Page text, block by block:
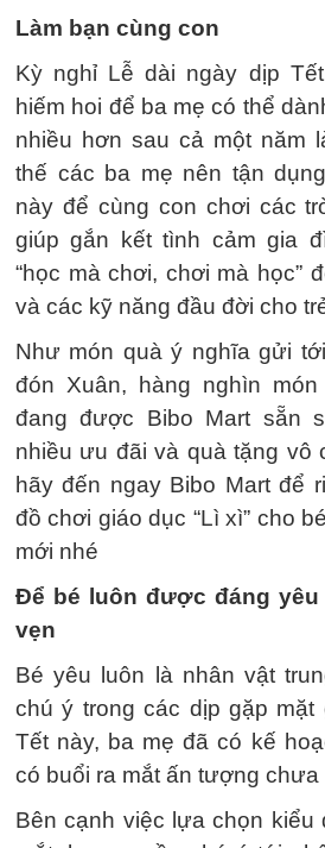
Làm bạn cùng con
Kỳ nghỉ Lễ dài ngày dịp
hiếm hoi để ba mẹ có thể
nhiều hơn sau cả một năm
thế các ba mẹ nên tận
này để cùng con chơi các
giúp gắn kết tình cảm gia
“học mà chơi, chơi mà học”
và các kỹ năng đầu đời cho
Như món quà ý nghĩa gửi
đón Xuân, hàng nghìn
đang được Bibo Mart sẵn
nhiều ưu đãi và quà tặng vô
hãy đến ngay Bibo Mart để
đồ chơi giáo dục “Lì xì” cho
mới nhé
Để bé luôn được đáng yêu
vẹn
Bé yêu luôn là nhân vật
chú ý trong các dịp gặp mặt
Tết này, ba mẹ đã có kế
có buổi ra mắt ấn tượng chưa
Bên cạnh việc lựa chọn kiểu